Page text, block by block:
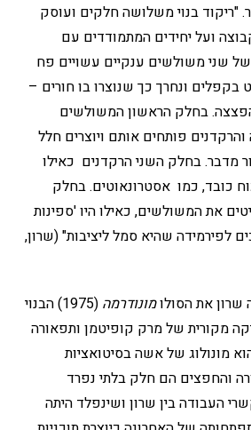
"ריקוד בנוי משלושה חלקים ועוסק
ועל יחידים המתמודדים עם
שני משולשים ענקיים עשויים פח
בקפלים ונחרך כך שנוצרו בו חורים –
בחלק הראשון המשולשים
פותחים אותם ויוצרים חלל
מדבר. בחלק השני הרקדנים כאילו
כובד, כמו אסטרונאוטים. בחלק
את המשולשים, כאילו היו 'ספינות
לפירמידה שהיא סמל ליציבות" (שרון,
שרון את הסולומונודרמה
(1975) הבנוי
מקורית של מרק קופיטמן ותפאורה
מונולוג של אשה בסיטואציות
והחפצים הם חלק בלתי נפרד
העבודה בין שרון ושינפלד היתה